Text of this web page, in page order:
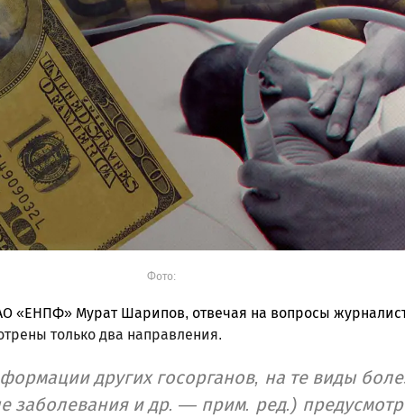
Фото:
«ЕНПФ» Мурат Шарипов, отвечая на вопросы
только два направления.
других госорганов, на те виды
заболевания и др. — прим. ред.)